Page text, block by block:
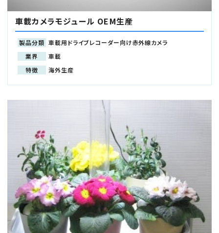
車載カメラモジュール OEM生産
製品分類 車載用ドライブレコーダー向け赤外線カメラ
業界
車載
特徴
海外生産